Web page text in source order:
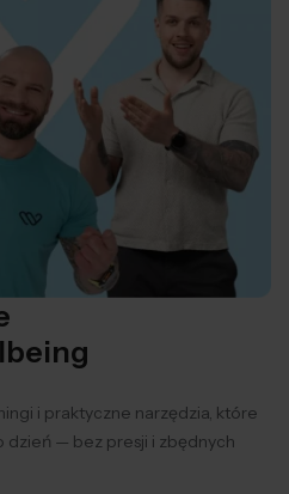
i praktyczne narzędzia, które
dzień — bez presji i zbędnych